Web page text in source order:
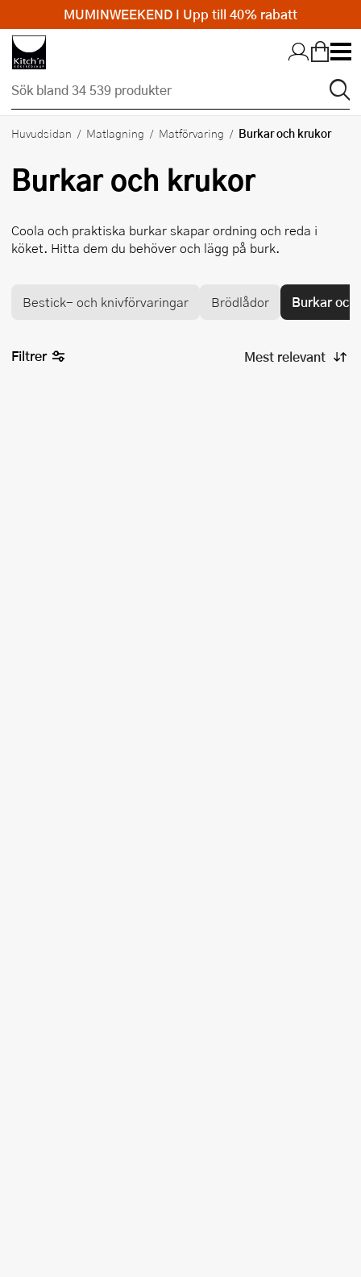
Hopp till huvudinnehållet
Huvudsidan Matlagning Matförvaring Burkar och krukor
Burkar och krukor
Coola och praktiska burkar skapar ordning och reda i
köket. Hitta dem du behöver och lägg på burk.
Bestick- och knivförvaringar Brödlådor Burkar
Filtrer
MUMINWEEKEND I Upp till 40% rabatt